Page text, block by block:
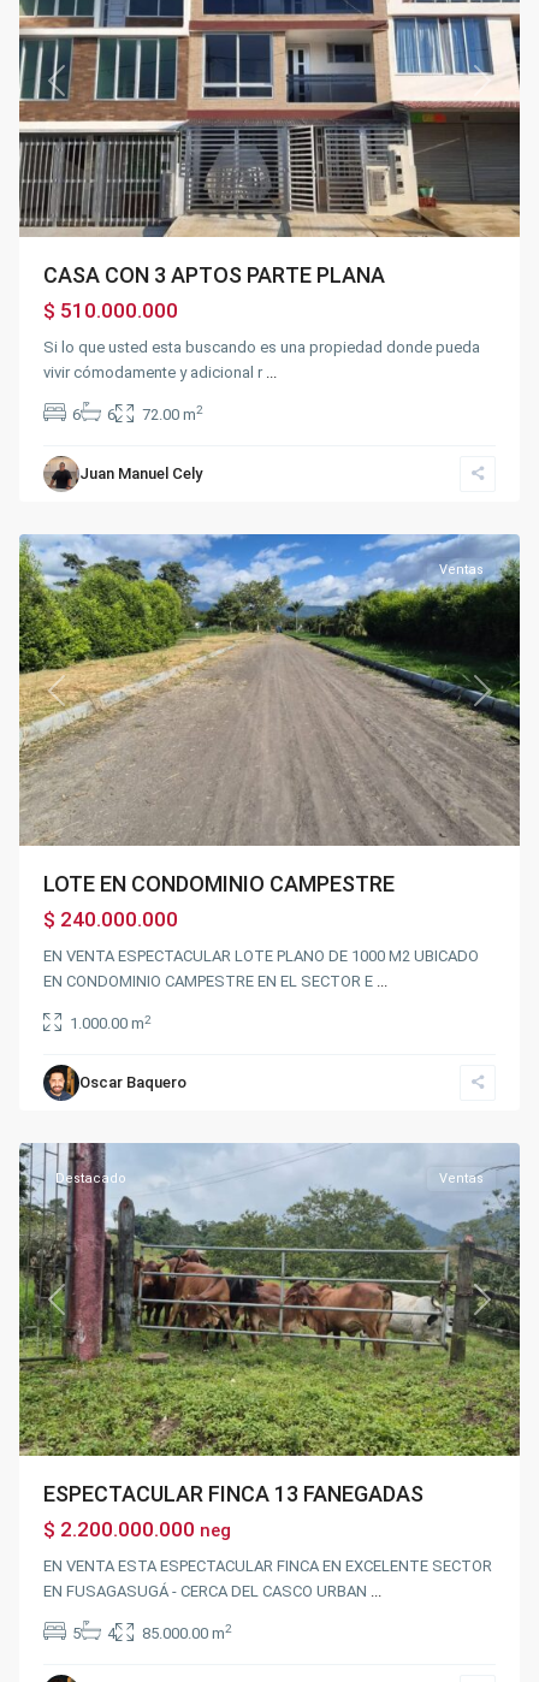
Previous Next
CASA CON 3 APTOS PARTE PLANA
$ 510.000.000
Si lo que usted esta buscando es una propiedad donde pueda
vivir cómodamente y adicional r
6 6 72.00 m2
Juan Manuel Cely
ESPINALITO
EL
PLACER
Previous Next
Ventas
LOTE EN CONDOMINIO CAMPESTRE
$ 240.000.000
EN VENTA ESPECTACULAR LOTE PLANO DE 1000 M2 UBICADO
EN CONDOMINIO CAMPESTRE EN EL SECTOR E ...
1.000.00 m2
Oscar Baquero
PIAMONTE
Previous Next
Destacado Ventas
ESPECTACULAR FINCA 13 FANEGADAS
$ 2.200.000.000 neg
EN VENTA ESTA ESPECTACULAR FINCA EN EXCELENTE SECTOR
EN FUSAGASUGÁ - CERCA DEL CASCO URBAN ...
5 4 85.000.00 m2